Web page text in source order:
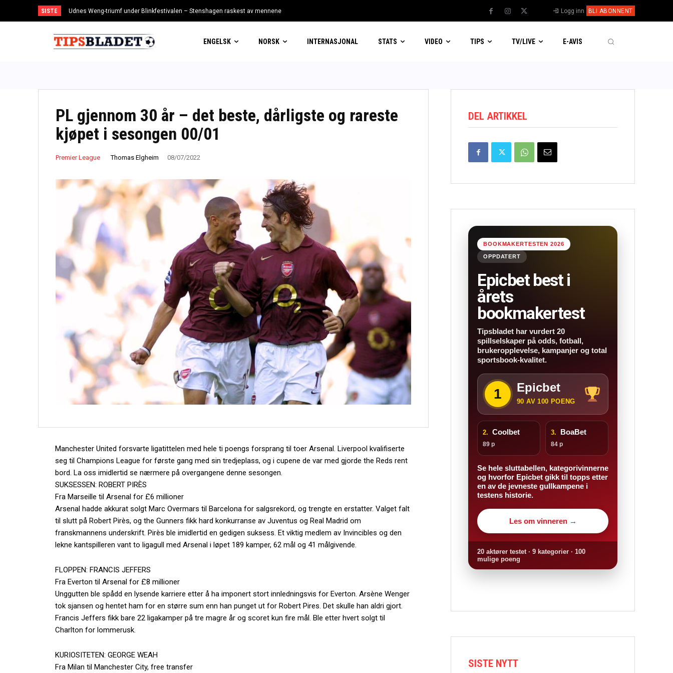
SISTE Udnes Weng-triumf under Blinkfestivalen – Stenshagen raskest av mennene
KFUM-seier i bunnstriden – Sandefjord-spiller utvist før pause Logg inn BLI ABONNENT
ENGELSK NORSK INTERNASJONAL STATS VIDEO TIPS TV/LIVE E-AVIS
PL gjennom 30 år – det beste, dårligste og rareste
kjøpet i sesongen 00/01
Premier League Thomas Elgheim 08/07/2022
Manchester United forsvarte ligatittelen med hele ti poengs forsprang til toer Arsenal. Liverpool kvalifiserte
seg til Champions League for første gang med sin tredjeplass, og i cupene de var med gjorde the Reds rent
bord. La oss imidlertid se nærmere på overgangene denne sesongen.
SUKSESSEN: ROBERT PIRÈS
Fra Marseille til Arsenal for £6 millioner
Arsenal hadde akkurat solgt Marc Overmars til Barcelona for salgsrekord, og trengte en erstatter. Valget falt
til slutt på Robert Pirès, og the Gunners fikk hard konkurranse av Juventus og Real Madrid om
franskmannens underskrift. Pirès ble imidlertid en gedigen suksess. Et viktig medlem av Invincibles og den
lekne kantspilleren vant to ligagull med Arsenal i løpet 189 kamper, 62 mål og 41 målgivende.
FLOPPEN: FRANCIS JEFFERS
Fra Everton til Arsenal for £8 millioner
Unggutten ble spådd en lysende karriere etter å ha imponert stort innledningsvis for Everton. Arsène Wenger
tok sjansen og hentet ham for en større sum enn han punget ut for Robert Pires. Det skulle han aldri gjort.
Francis Jeffers fikk bare 22 ligakamper på tre magre år og scoret kun fire mål. Ble etter hvert solgt til
Charlton for lommerusk.
KURIOSITETEN: GEORGE WEAH
Fra Milan til Manchester City, free transfer
DEL ARTIKKEL
BOOKMAKERTESTEN 2026
OPPDATERT
Epicbet best i
årets
bookmakertest
Tipsbladet har vurdert 20
spillselskaper på odds, fotball,
brukeropplevelse, kampanjer og total
sportsbook-kvalitet.
1 Epicbet
90 AV 100 POENG
2. Coolbet
89 p
3. BoaBet
84 p
Se hele sluttabellen, kategorivinnerne
og hvorfor Epicbet gikk til topps etter
en av de jevneste gullkampene i
testens historie.
Les om vinneren →
20 aktører testet · 9 kategorier · 100
mulige poeng
SISTE NYTT